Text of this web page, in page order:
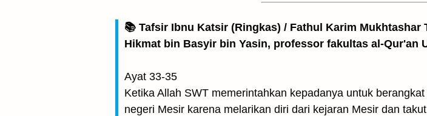
📚 Tafsir Ibnu Katsir (Ringkas) / Fathul Karim
Hikmat bin Basyir bin Yasin, professor fakultas al-Qur'an
Ayat 33-35
Ketika Allah SWT memerintahkan kepadanya untuk
negeri Mesir karena melarikan diri dari kejaran Mesir dan